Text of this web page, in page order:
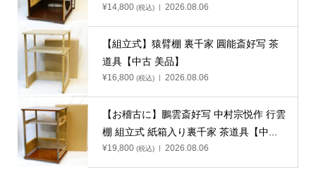
¥14,800 (税込) 2026.08.06
【組立式】猿臂棚 裏千家 圓能斎好写 茶
道具【中古 美品】
¥16,800 (税込) 2026.08.06
【お稽古に】鵬雲斎好写 中村宗悦作 行雲
棚 組立式 紙箱入り裏千家 茶道具【中...
¥19,800 (税込) 2026.08.06